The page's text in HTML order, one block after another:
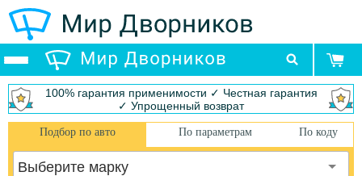
100% гарантия применимости ✓ Честная гарантия
✓ Упрощенный возврат
Подбор по авто По параметрам По коду
Выберите марку